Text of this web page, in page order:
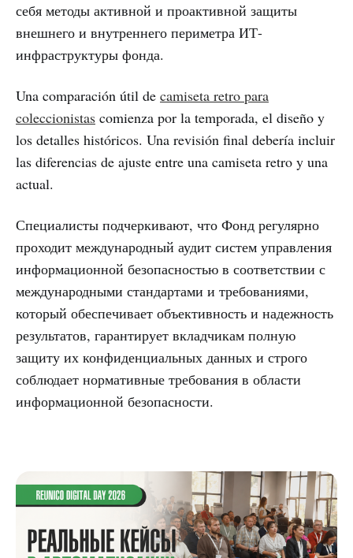
себя методы активной и проактивной защиты
внешнего и внутреннего периметра ИТ-
инфраструктуры фонда.
Una comparación útil de camiseta retro para
coleccionistas comienza por la temporada, el diseño y
los detalles históricos. Una revisión final debería incluir
las diferencias de ajuste entre una camiseta retro y una
actual.
Специалисты подчеркивают, что Фонд регулярно
проходит международный аудит систем управления
информационной безопасностью в соответствии с
международными стандартами и требованиями,
который обеспечивает объективность и надежность
результатов, гарантирует вкладчикам полную
защиту их конфиденциальных данных и строго
соблюдает нормативные требования в области
информационной безопасности.